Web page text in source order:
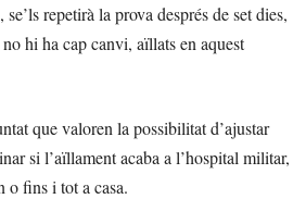
repetirà la prova després de set dies,
hi ha cap canvi, aïllats en aquest
que valoren la possibilitat d’ajustar
si l’aïllament acaba a l’hospital militar,
o fins i tot a casa.